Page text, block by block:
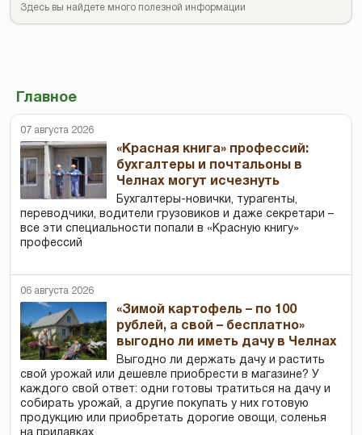
Здесь вы найдете много полезной информации
Главное
07 августа 2026
«Красная книга» профессий:
бухгалтеры и почтальоны в
Челнах могут исчезнуть
Бухгалтеры-новички, тур­агенты,
переводчики, водители грузовиков и даже секретари –
все эти специальности попали в «Красную книгу»
профессий
06 августа 2026
«Зимой картофель – по 100
рублей, а свой – бесплатно»
выгодно ли иметь дачу в Челнах
Выгодно ли держать дачу и растить
свой урожай или дешевле приобрести в магазине? У
каждого свой ответ: одни готовы тратиться на дачу и
собирать урожай, а другие покупать у них готовую
продукцию или приобретать дорогие овощи, соленья
на прилавках